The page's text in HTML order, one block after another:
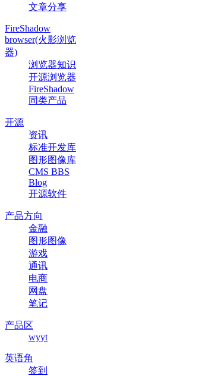
文章分享
FireShadow
browser(火影浏览
器)
浏览器知识
开源浏览器
FireShadow
同类产品
开源
资讯
标准开发库
图形图像库
CMS BBS
Blog
开源软件
产品方向
金融
图形图像
游戏
通讯
电商
网盘
笔记
产品区
wyyt
英语角
签到